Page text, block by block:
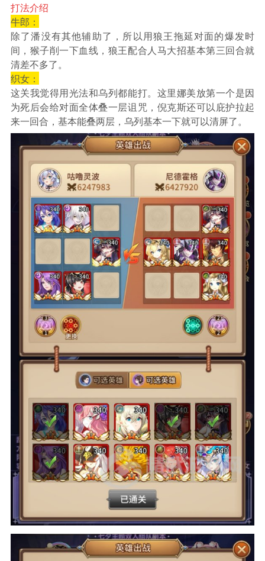
打法介绍
牛郎：
除了潘没有其他辅助了，所以用狼王拖延对面的爆发时
间，猴子削一下血线，狼王配合人马大招基本第三回合就
清差不多了。
织女：
这关我觉得用光法和乌列都能打。这里娜美放第一个是因
为死后会给对面全体叠一层诅咒，倪克斯还可以庇护拉起
来一回合，基本能叠两层，乌列基本一下就可以清屏了。